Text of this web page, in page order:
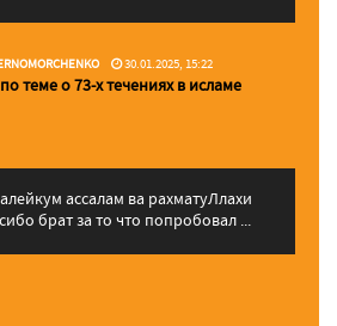
30.01.2025, 15:22
теме о 73-х течениях в исламе
брат за то что попробовал ...